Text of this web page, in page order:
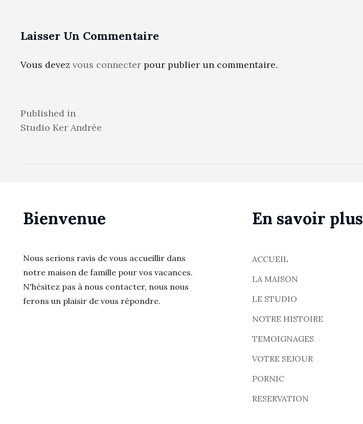
Laisser Un Commentaire
Vous devez vous connecter pour publier un commentaire.
Navigation
Published in
Studio Ker Andrée
Bienvenue
Nous serions ravis de vous accueillir dans
notre maison de famille pour vos vacances.
N'hésitez pas à nous contacter, nous nous
ferons un plaisir de vous répondre.
En savoir plus
ACCUEIL
LA MAISON
LE STUDIO
NOTRE HISTOIRE
TEMOIGNAGES
VOTRE SEJOUR
PORNIC
RESERVATION